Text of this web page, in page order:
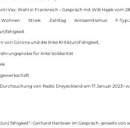
Vax, Wahl in Frankreich – Gespräch mit Willi Hajek vom
Wohnen Streik Zahltag Antisemitismus F-
von Corona und die linke Kritik(un)Fähigkeit,
für linke Solidarität
von Radio Dreyeckland am 17.Januar 2023–
fähigkeit“- Gerhard Hanloser im Gespräch- jenseits von